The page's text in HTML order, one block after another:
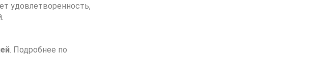
удовлетворенность,
. Подробнее по